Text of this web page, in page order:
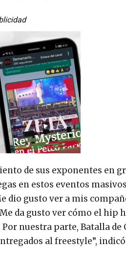
de sus exponentes en
en estos eventos
dio gusto ver a mis
da gusto ver cómo el hip
nuestra parte, Batalla de
al freestyle”,